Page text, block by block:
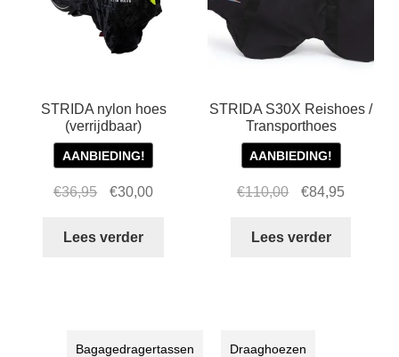
STRIDA nylon hoes
(verrijdbaar)
AANBIEDING!
€36,95
Oorspronkelijke
was:
€30,00Huidige
Lees verder
STRIDA S30X Reishoes /
Transporthoes
AANBIEDING!
€110,00
Oorspronkelijke
was:
€84,95Huidige
Lees verder
Bagagedragertassen Draaghoezen